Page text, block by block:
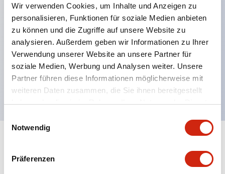
Wir verwenden Cookies, um Inhalte und Anzeigen zu
personalisieren, Funktionen für soziale Medien anbieten
zu können und die Zugriffe auf unsere Website zu
analysieren. Außerdem geben wir Informationen zu Ihrer
Verwendung unserer Website an unsere Partner für
soziale Medien, Werbung und Analysen weiter. Unsere
Partner führen diese Informationen möglicherweise mit
weiteren Daten zusammen, die Sie ihnen bereitgestellt
haben oder die sie im Rahmen Ihrer Nutzung der Dienste
Notwendig
Präferenzen
Schutzarten IP40 und IP65 vollständig verfügbar
(IEC 60529)
UL- und CSA-zertifiziert. Entspricht EN (Europa)
Normen. CCC-zertifiziert (außer Anzeigeleuchten).
Mit speziellem Zubehör leicht auf Φ22 Flash-
Silhouette umstellbar